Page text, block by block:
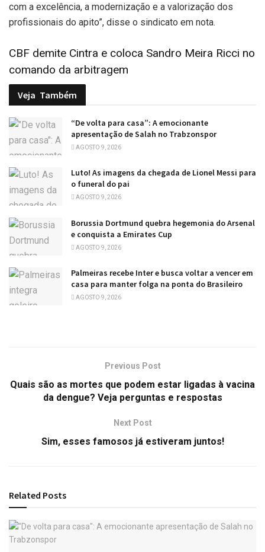
com a excelência, a modernização e a valorização dos
profissionais do apito”, disse o sindicato em nota.
CBF demite Cintra e coloca Sandro Meira Ricci no
comando da arbitragem
Veja Também
“De volta para casa”: A emocionante
apresentação de Salah no Trabzonspor
AGOSTO 9, 2026
Luto! As imagens da chegada de Lionel Messi para
o funeral do pai
AGOSTO 9, 2026
Borussia Dortmund quebra hegemonia do Arsenal
e conquista a Emirates Cup
AGOSTO 9, 2026
Palmeiras recebe Inter e busca voltar a vencer em
casa para manter folga na ponta do Brasileiro
AGOSTO 9, 2026
Previous Post
Quais são as mortes que podem estar ligadas à vacina
da dengue? Veja perguntas e respostas
Next Post
Sim, esses famosos já estiveram juntos!
Related Posts